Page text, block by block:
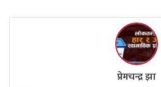
प्रेमचन्द्र झा